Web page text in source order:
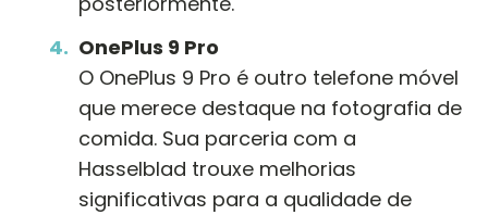
OnePlus 9 Pro
O OnePlus 9 Pro é outro telefone móvel
que merece destaque na fotografia de
comida. Sua parceria com a
Hasselblad trouxe melhorias
significativas para a qualidade de